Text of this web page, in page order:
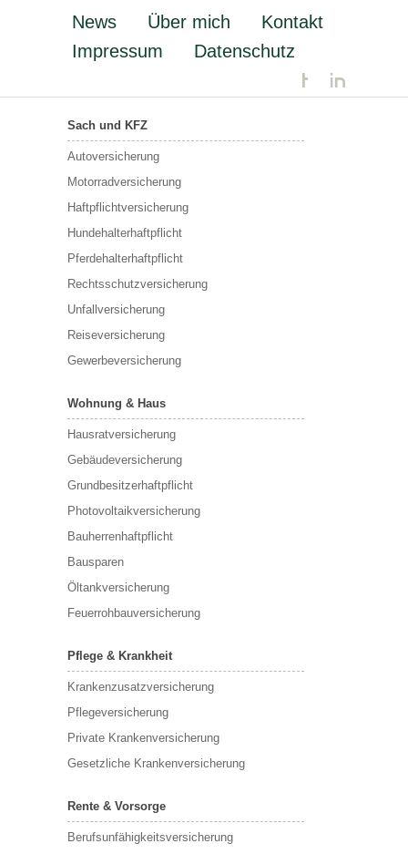
News Über mich
Kontakt
Impressum
Datenschutz
Sach und KFZ
Autoversicherung
Motorradversicherung
Haftpflichtversicherung
Hundehalterhaftpflicht
Pferdehalterhaftpflicht
Rechtsschutzversicherung
Unfallversicherung
Reiseversicherung
Gewerbeversicherung
Wohnung & Haus
Hausratversicherung
Gebäudeversicherung
Grundbesitzerhaftpflicht
Photovoltaikversicherung
Bauherrenhaftpflicht
Bausparen
Öltankversicherung
Feuerrohbauversicherung
Pflege & Krankheit
Krankenzusatzversicherung
Pflegeversicherung
Private Krankenversicherung
Gesetzliche Krankenversicherung
Rente & Vorsorge
Berufs­unfähigkeitsversicherung